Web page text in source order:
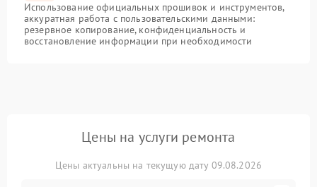
Использование официальных прошивок и инструментов,
аккуратная работа с пользовательскими данными:
резервное копирование, конфиденциальность и
восстановление информации при необходимости
Цены на услуги ремонта
Цены актуальны на текущую дату 09.08.2026